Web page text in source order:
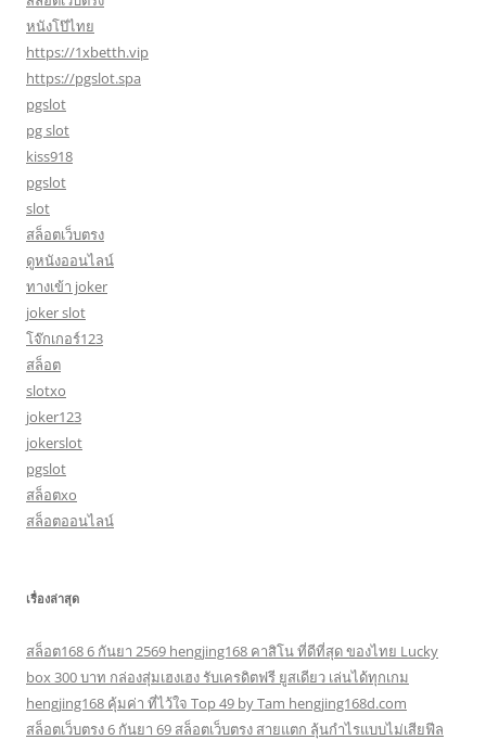
หนังโป๊ไทย
https://1xbetth.vip
https://pgslot.spa
pgslot
pg slot
kiss918
pgslot
slot
สล็อตเว็บตรง
ดูหนังออนไลน์
ทางเข้า joker
joker slot
โจ๊กเกอร์123
สล็อต
slotxo
joker123
jokerslot
pgslot
สล็อตxo
สล็อตออนไลน์
เรื่องล่าสุด
สล็อต168 6 กันยา 2569 hengjing168 คาสิโน ที่ดีที่สุด ของไทย Lucky
box 300 บาท กล่องสุ่มเฮงเฮง รับเครดิตฟรี ยูสเดียว เล่นได้ทุกเกม
hengjing168 คุ้มค่า ที่ไว้ใจ Top 49 by Tam hengjing168d.com
สล็อตเว็บตรง 6 กันยา 69 สล็อตเว็บตรง สายแตก ลุ้นกำไรแบบไม่เสียฟีล